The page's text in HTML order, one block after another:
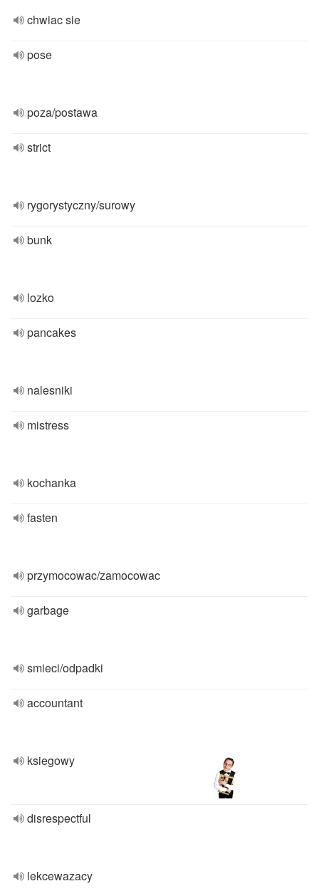
chwiac sie
pose
poza/postawa
strict
rygorystyczny/surowy
bunk
lozko
pancakes
nalesniki
mistress
kochanka
fasten
przymocowac/zamocowac
garbage
smieci/odpadki
accountant
ksiegowy
disrespectful
lekcewazacy